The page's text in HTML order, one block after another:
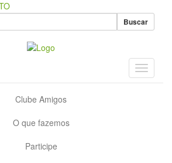
Buscar
Clube Amigos
O que fazemos
Participe